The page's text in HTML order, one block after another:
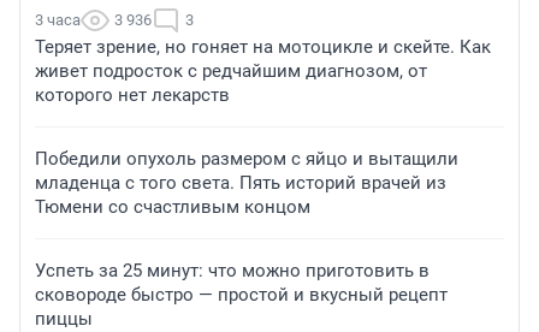
3 часа 3 936 3
Теряет зрение, но гоняет на мотоцикле и скейте. Как
живет подросток с редчайшим диагнозом, от
которого нет лекарств
Победили опухоль размером с яйцо и вытащили
младенца с того света. Пять историй врачей из
Тюмени со счастливым концом
Успеть за 25 минут: что можно приготовить в
сковороде быстро — простой и вкусный рецепт
пиццы